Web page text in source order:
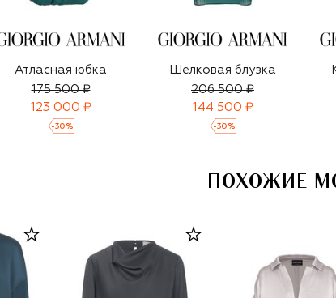
Атласная юбка
175 500 ₽
123 000 ₽
-30 %
Шелковая блузка
206 500 ₽
144 500 ₽
-30 %
ПОХОЖИЕ